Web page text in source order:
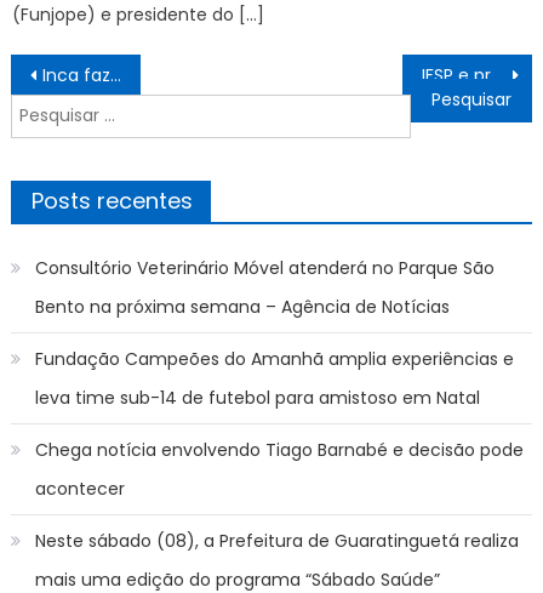
(Funjope) e presidente do […]
Navegação
de
Post
Inca faz campanha para ampliar ajuda a pacientes vulneráveis
IFSP e prefeitura de Santos alinham uso de segundo espaço para atividades do campus – IFSP
Pesquisar
por:
Posts recentes
Consultório Veterinário Móvel atenderá no Parque São
Bento na próxima semana – Agência de Notícias
Fundação Campeões do Amanhã amplia experiências e
leva time sub-14 de futebol para amistoso em Natal
Chega notícia envolvendo Tiago Barnabé e decisão pode
acontecer
Neste sábado (08), a Prefeitura de Guaratinguetá realiza
mais uma edição do programa “Sábado Saúde”